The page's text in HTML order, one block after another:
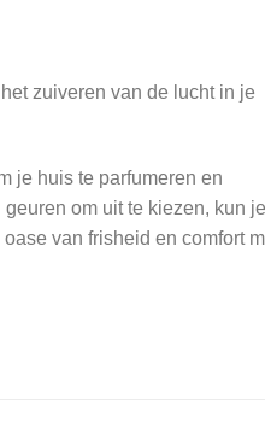
zuiveren van de lucht in je
je huis te parfumeren en
om uit te kiezen, kun
van frisheid en comfort